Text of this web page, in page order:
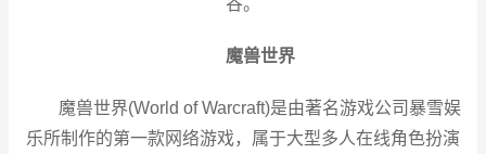
谷。
魔兽世界
魔兽世界(World of Warcraft)是由著名游戏公司暴雪娱
乐所制作的第一款网络游戏，属于大型多人在线角色扮演